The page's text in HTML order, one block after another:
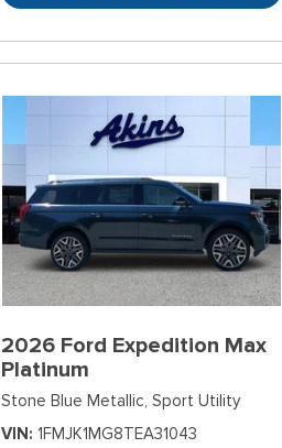
2026 Ford Expedition Max
Platinum
Stone Blue Metallic, Sport Utility
VIN 1FMJK1MG8TEA31043